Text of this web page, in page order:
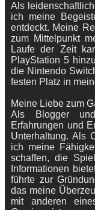
Als
ich meine
entdeckt. Meine
zum Mittelpunkt
Laufe der Zeit
PlayStation 5
die Nintendo
festen Platz in
Meine Liebe zum
Als Blogger
Erfahrungen und
Unterhaltung. Als
ich meine
schaffen, die
Informationen
führte zur
das meine
mit anderen